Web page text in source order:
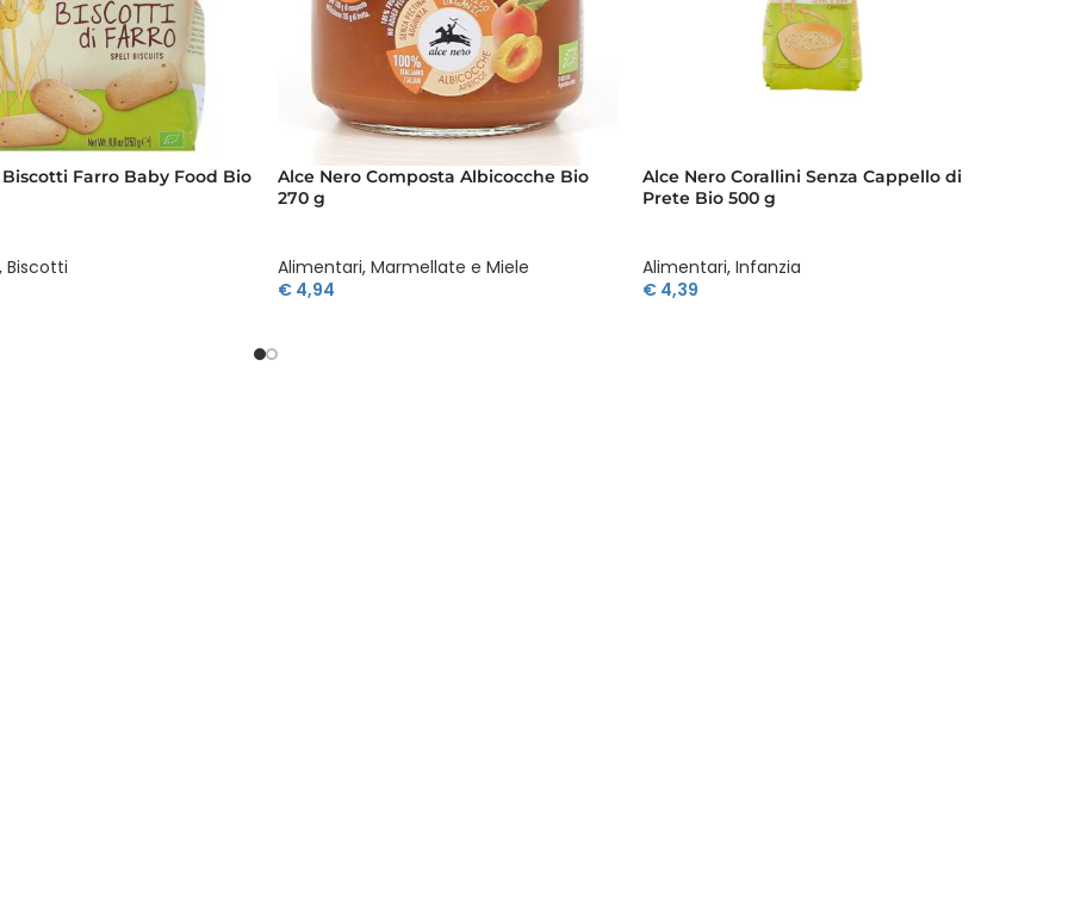
Farro Baby Food Bio
, Biscotti
Alce Nero Composta Albicocche Bio
270 g
Alimentari, Marmellate e Miele
€ 4,94
Alce Nero Corallini Senza Cappello di
Prete Bio 500 g
Alimentari, Infanzia
€4,39